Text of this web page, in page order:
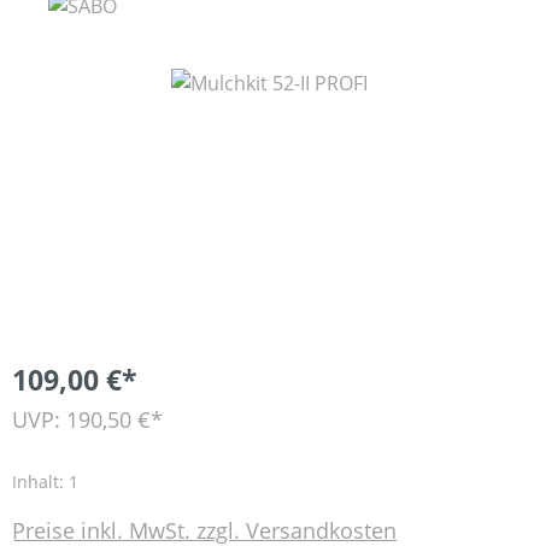
Bildergalerie überspringen
109,00 €*
UVP: 190,50 €*
Inhalt: 1
Preise inkl. MwSt. zzgl. Versandkosten